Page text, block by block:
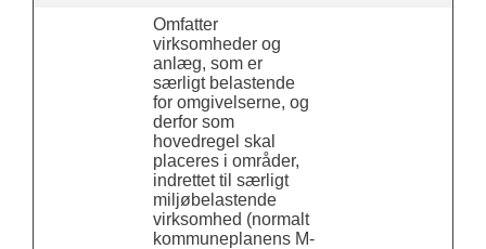
Omfatter
virksomheder og
anlæg, som er
særligt belastende
for omgivelserne, og
derfor som
hovedregel skal
placeres i områder,
indrettet til særligt
miljøbelastende
virksomhed (normalt
kommuneplanens M-